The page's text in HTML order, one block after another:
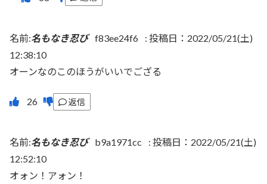
名前:名もなき忍び f83ee24f6 : 投稿日：2022/05/21(土)
12:38:10
オーンなのこのほうがいいでござる
返信
名前:名もなき忍び b9a1971cc : 投稿日：2022/05/21(土)
12:52:10
オォン！アォン！